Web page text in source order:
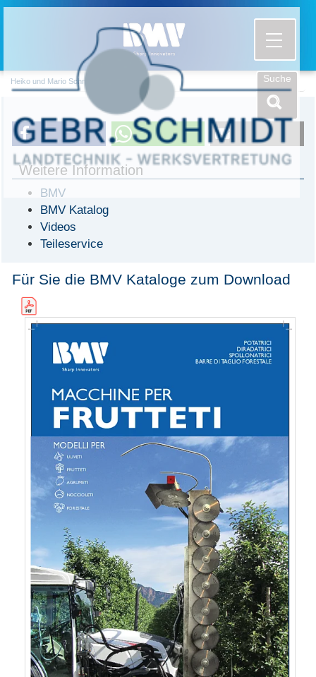
Menü
Suche
Heiko und Mario Schmidt GbR
Weitere Information
BMV
BMV Katalog
Videos
Teileservice
Für Sie die BMV Kataloge zum Download